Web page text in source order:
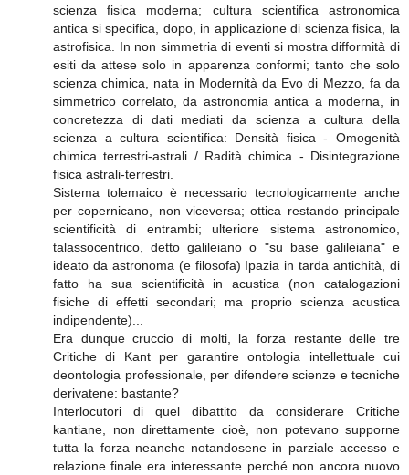
scienza fisica moderna; cultura scientifica astronomica
antica si specifica, dopo, in applicazione di scienza fisica, la
astrofisica. In non simmetria di eventi si mostra difformità di
esiti da attese solo in apparenza conformi; tanto che solo
scienza chimica, nata in Modernità da Evo di Mezzo, fa da
simmetrico correlato, da astronomia antica a moderna, in
concretezza di dati mediati da scienza a cultura della
scienza a cultura scientifica: Densità fisica - Omogenità
chimica terrestri-astrali / Radità chimica - Disintegrazione
fisica astrali-terrestri.
Sistema tolemaico è necessario tecnologicamente anche
per copernicano, non viceversa; ottica restando principale
scientificità di entrambi; ulteriore sistema astronomico,
talassocentrico, detto galileiano o "su base galileiana" e
ideato da astronoma (e filosofa) Ipazia in tarda antichità, di
fatto ha sua scientificità in acustica (non catalogazioni
fisiche di effetti secondari; ma proprio scienza acustica
indipendente)...
Era dunque cruccio di molti, la forza restante delle tre
Critiche di Kant per garantire ontologia intellettuale cui
deontologia professionale, per difendere scienze e tecniche
derivatene: bastante?
Interlocutori di quel dibattito da considerare Critiche
kantiane, non direttamente cioè, non potevano supporne
tutta la forza neanche notandosene in parziale accesso e
relazione finale era interessante perché non ancora nuovo